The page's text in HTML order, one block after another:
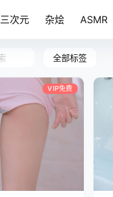
三次元 杂烩 ASMR
全部标签
VIP免费